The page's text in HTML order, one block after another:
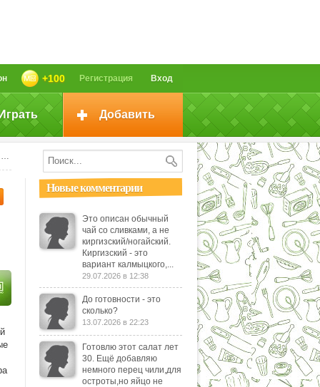
Вход
Регистрация
+100
Добавить
Новые комментарии
Это описан обычный
чай со сливками, а не
киргизский/ногайский.
Киргизский - это
вариант калмыцкого,...
29.07.2026 в 12:38
До готовности - это
сколько?
13.07.2026 в 22:23
Готовлю этот салат лет
30. Ещё добавляю
немного перец чили,для
остроты,но яйцо не